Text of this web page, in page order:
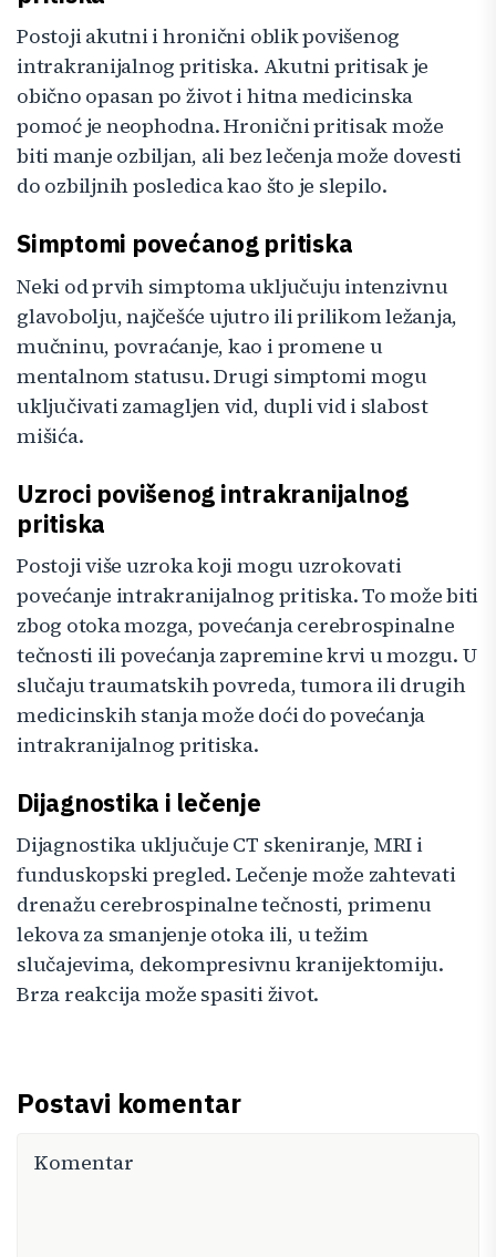
Postoji akutni i hronični oblik povišenog
intrakranijalnog pritiska. Akutni pritisak je
obično opasan po život i hitna medicinska
pomoć je neophodna. Hronični pritisak može
biti manje ozbiljan, ali bez lečenja može dovesti
do ozbiljnih posledica kao što je slepilo.
Simptomi povećanog pritiska
Neki od prvih simptoma uključuju intenzivnu
glavobolju, najčešće ujutro ili prilikom ležanja,
mučninu, povraćanje, kao i promene u
mentalnom statusu. Drugi simptomi mogu
uključivati zamagljen vid, dupli vid i slabost
mišića.
Uzroci povišenog intrakranijalnog
pritiska
Postoji više uzroka koji mogu uzrokovati
povećanje intrakranijalnog pritiska. To može biti
zbog otoka mozga, povećanja cerebrospinalne
tečnosti ili povećanja zapremine krvi u mozgu. U
slučaju traumatskih povreda, tumora ili drugih
medicinskih stanja može doći do povećanja
intrakranijalnog pritiska.
Dijagnostika i lečenje
Dijagnostika uključuje CT skeniranje, MRI i
funduskopski pregled. Lečenje može zahtevati
drenažu cerebrospinalne tečnosti, primenu
lekova za smanjenje otoka ili, u težim
slučajevima, dekompresivnu kranijektomiju.
Brza reakcija može spasiti život.
Postavi komentar